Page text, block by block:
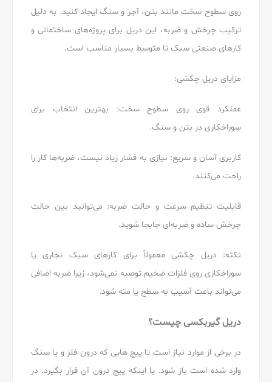
روی سطوح سخت مانند بتن، آجر و سنگ ایجاد کنید. به دلیل
ترکیب چرخش و ضربه، این دریل برای پروژه‌های ساختمانی و
کارهای صنعتی سبک تا متوسط بسیار مناسب است.
مزایای دریل چکشی:
عملکرد قوی روی سطوح سخت: بهترین انتخاب برای
سوراخکاری در بتن و سنگ.
کاربری آسان و سریع: نیازی به فشار زیاد نیست، ضربه‌ها کار را
راحت می‌کنند.
قابلیت تنظیم سرعت و حالت ضربه: می‌توانید بین حالت
چرخش ساده و ضربه‌ای جابجا شوید.
نکته: دریل چکشی معمولاً برای کارهای سبک نجاری یا
سوراخکاری روی فلزات ضخیم توصیه نمی‌شود، زیرا ضربه اضافی
می‌تواند باعث آسیب به سطح یا مته شود.
دریل گیربکسی چیست؟
در برخی از موارد نیاز است تا پیچ هایی که درون فلز و یا سنگ
وارد شده است باز شود. یا اینکه پیچ درون آن قرار بگیرد. در